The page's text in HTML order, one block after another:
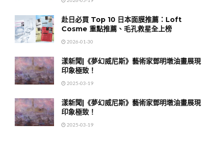
赴日必買 Top 10 日本面膜推薦：Loft
Cosme 重點推薦、毛孔救星全上榜
2026-01-30
漾新聞|《夢幻威尼斯》藝術家鄧明墩油畫展現
印象極致！
2025-03-19
漾新聞|《夢幻威尼斯》藝術家鄧明墩油畫展現
印象極致！
2025-03-19